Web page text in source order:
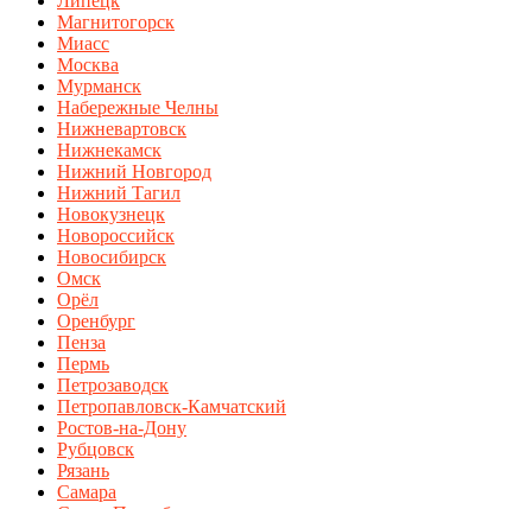
Магнитогорск
Миасс
Москва
Мурманск
Набережные Челны
Нижневартовск
Нижнекамск
Нижний Новгород
Нижний Тагил
Новокузнецк
Новороссийск
Новосибирск
Омск
Орёл
Оренбург
Пенза
Пермь
Петрозаводск
Петропавловск-Камчатский
Ростов-на-Дону
Рубцовск
Рязань
Самара